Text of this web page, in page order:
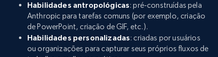
Habilidades antropológicas: pré-construídas pela
Anthropic para tarefas comuns (por exemplo, criação
de PowerPoint, criação de GIF, etc.).
Habilidades personalizadas: criadas por usuários
ou organizações para capturar seus próprios fluxos de